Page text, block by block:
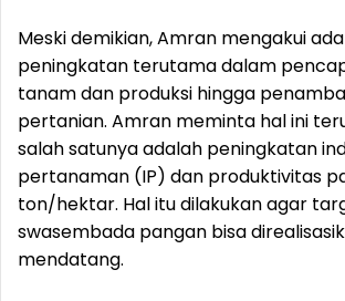
Meski demikian, Amran mengakui
peningkatan terutama dalam
tanam dan produksi hingga
pertanian. Amran meminta hal ini
salah satunya adalah peningkatan
pertanaman (IP) dan produktivitas
ton/hektar. Hal itu dilakukan agar
swasembada pangan bisa
mendatang.